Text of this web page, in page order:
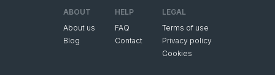
ABOUT
About us
Blog
HELP
FAQ
Contact
LEGAL
Terms of use
Privacy policy
Cookies